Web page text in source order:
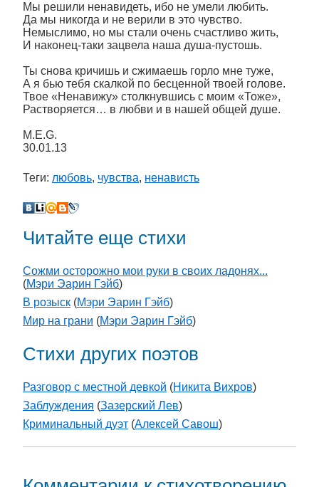
Мы решили ненавидеть, ибо не умели любить.
Да мы никогда и не верили в это чувство.
Немыслимо, но мы стали очень счастливо жить,
И наконец-таки зацвела наша душа-пустошь.
Ты снова кричишь и сжимаешь горло мне туже,
А я бью тебя скалкой по бесценной твоей голове.
Твое «Ненавижу» столкнувшись с моим «Тоже»,
Растворяется… в любви и в нашей общей душе.
M.E.G.
30.01.13
Теги: любовь, чувства, ненависть
Читайте еще стихи
Сожми осторожно мои руки в своих ладонях...
(Мэри Эарин Гэйб)
В розыск (Мэри Эарин Гэйб)
Мир на грани (Мэри Эарин Гэйб)
Стихи других поэтов
Разговор с местной девкой (Никита Вихров)
Заблуждения (Зазерский Лев)
Криминальный дуэт (Алексей Савош)